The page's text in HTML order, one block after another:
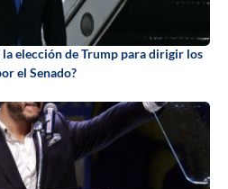
elección de Trump para dirigir los
el Senado?